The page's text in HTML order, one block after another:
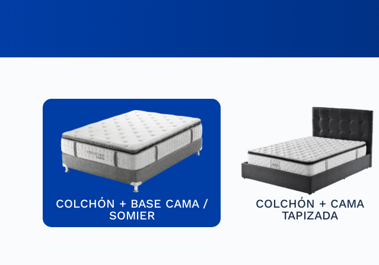
COLCHÓN + BASE CAMA /
SOMIER
COLCHÓN + CAMA
TAPIZADA